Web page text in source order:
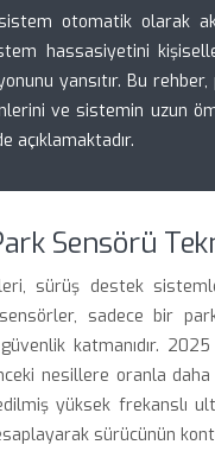
sistem otomatik olarak
hassasiyetini
yansıtır. Bu
ve sistemin uzun
açıklamaktadır.
Sensörü
sürüş destek
sadece bir
güvenlik katmanıdır.
nesillere oranla daha
yüksek frekanslı
sürücünün